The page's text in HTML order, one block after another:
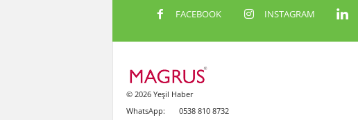
FACEBOOK INSTAGRAM
© 2026 Yeşil Haber
WhatsApp:
0538 810 8732